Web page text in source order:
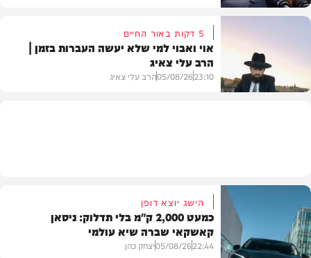
בעולם
5 דקות באור החיים
אוי ואבוי למי שלא יעשה העברות בזמן |
הרב עלי צאיג
23:10
05/08/26הרב עלי צאיג
הישג יוצא דופן
כמעט 2,000 ק"מ בלי תדלוק: ניסאן
קאשקאי שברה שיא עולמי
22:44
05/08/26יצחק כהן